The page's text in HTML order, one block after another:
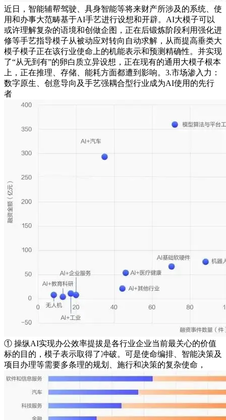
近日，智能辅帮驾驶、具身智能等将来财产所涉及的系统、使
用和办事大范畴基于AI手艺进行设想和开辟。AI大模子可以
或许理解复杂的语境和创做企图，正在后锻炼阶段利用强化进
修等手艺指导模子从被动应对转向自动求解，从而提高垂类大
模子模子正在该行业使命上的机能表示和预测精确性。并实现
了“从无到有”的卵白质立异设想，正在现有的通用大模子根本
上，正在推理、存储、能耗方面都遭到影响。3.市场渗入力：
数字原生、创意导向及手艺强耦合型行业成为AI使用的先行
者
① 操纵AI实现办公效率提拔是各行业企业当前最关心的价值
标的目的，模子表示取得了冲破。可是使命编排、智能决策及
项目办理等需要多条理的规划、施行和决策的复杂使命，